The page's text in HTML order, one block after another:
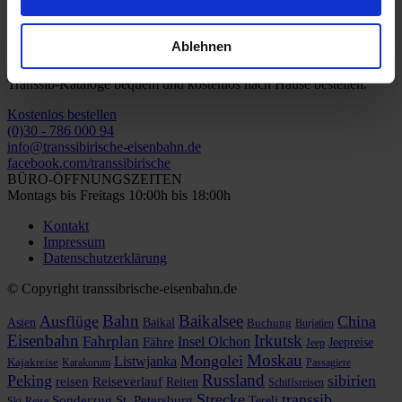
Ablehnen
Transsib-Kataloge bequem und kostenlos nach Hause bestellen.
Kostenlos bestellen
(0)30 - 786 000 94
info@transsibirische-eisenbahn.de
facebook.com/transsibirische
BÜRO-ÖFFNUNGSZEITEN
Montags bis Freitags 10:00h bis 18:00h
Kontakt
Impressum
Datenschutzerklärung
© Copyright transsibrische-eisenbahn.de
Asien Ausflüge Bahn Baikal Baikalsee Buchung Burjatien China
Eisenbahn Fahrplan Fähre Insel Olchon Irkutsk Jeep Jeepreise
Kajakreise Karakorum Listwjanka Mongolei Moskau Passagiere
Peking reisen Reiseverlauf Reiten Russland Schiffsreisen sibirien